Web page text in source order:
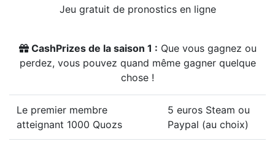
Jeu gratuit de pronostics en ligne
CashPrizes de la saison 1 : Que vous gagnez ou
perdez, vous pouvez quand même gagner quelque
chose !
Le premier membre
atteignant 1000 Quozs
5 euros Steam ou
Paypal (au choix)